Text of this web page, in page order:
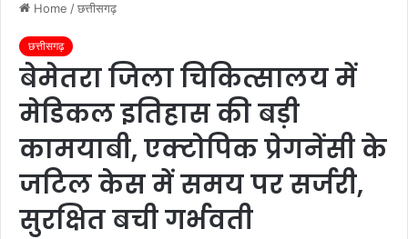
Home /छत्तीसगढ़
छत्तीसगढ़
बेमेतरा जिला चिकित्सालय में
मेडिकल इतिहास की बड़ी
कामयाबी, एक्टोपिक प्रेगनेंसी के
जटिल केस में समय पर सर्जरी,
सुरक्षित बची गर्भवती